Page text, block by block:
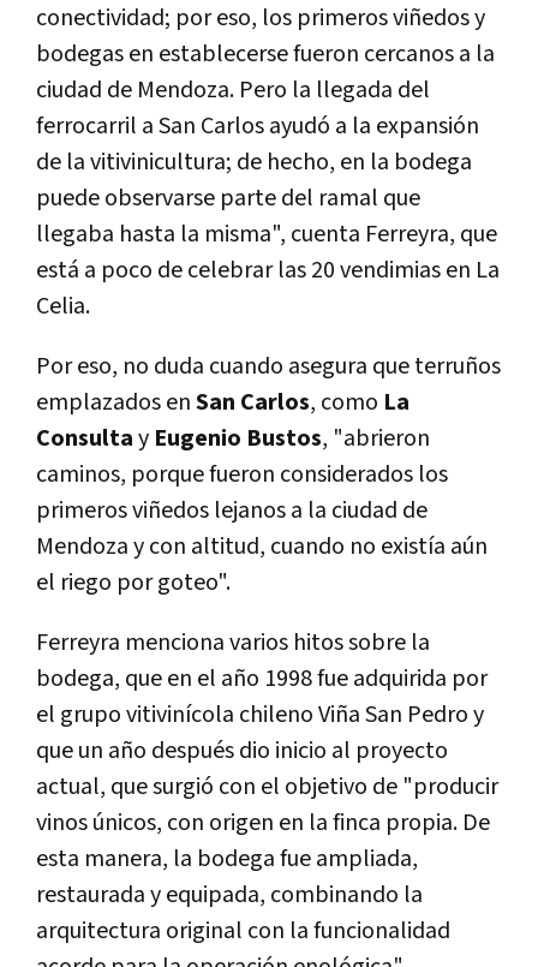
conectividad; por eso, los primeros viñedos y
bodegas en establecerse fueron cercanos a la
ciudad de Mendoza. Pero la llegada del
ferrocarril a San Carlos ayudó a la expansión
de la vitivinicultura; de hecho, en la bodega
puede observarse parte del ramal que
llegaba hasta la misma", cuenta Ferreyra, que
está a poco de celebrar las 20 vendimias en La
Celia.
Por eso, no duda cuando asegura que terruños
emplazados enSan Carlos, como La
Consultay Eugenio Bustos, "abrieron
caminos, porque fueron considerados los
primeros viñedos lejanos a la ciudad de
Mendoza y con altitud, cuando no existía aún
el riego por goteo".
Ferreyra menciona varios hitos sobre la
bodega, que en el año 1998 fue adquirida por
el grupo vitivinícola chileno Viña San Pedro y
que un año después dio inicio al proyecto
actual, que surgió con el objetivo de "producir
vinos únicos, con origen en la finca propia. De
esta manera, la bodega fue ampliada,
restaurada y equipada, combinando la
arquitectura original con la funcionalidad